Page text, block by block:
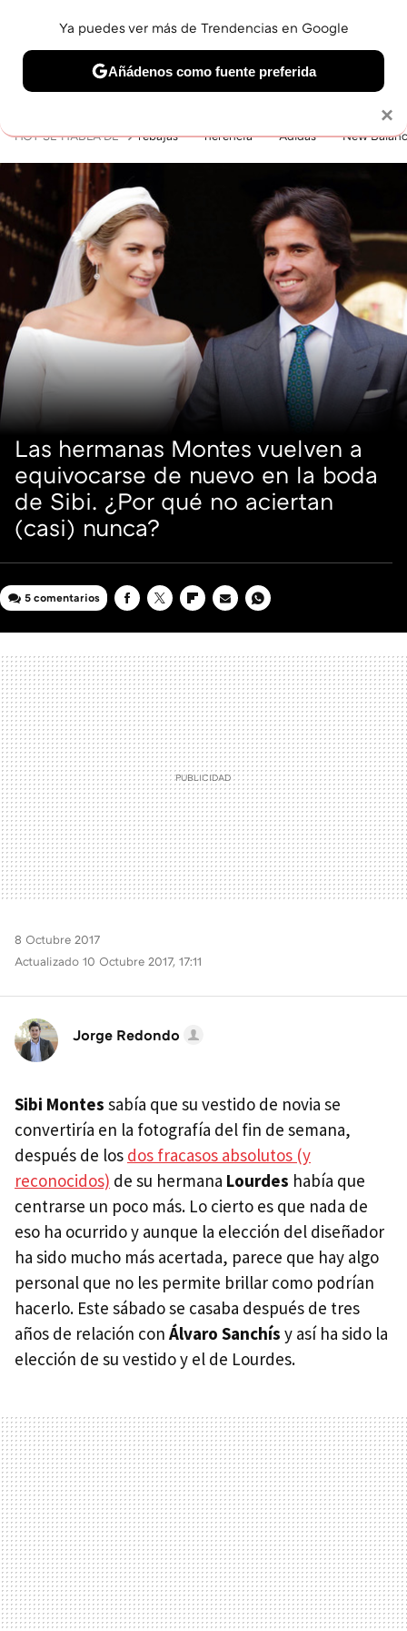
BELLEZA SHOPPING VIAJES GASTRO SNEAKERS
HOY SE HABLA DE rebajas herencia Adidas New
Las hermanas Montes vuelven a
equivocarse de nuevo en la boda
de Sibi. ¿Por qué no aciertan
(casi) nunca?
5 comentarios
8 Octubre 2017
Actualizado 10 Octubre 2017, 17:11
Jorge Redondo
Sibi Montes sabía que su vestido de novia se
convertiría en la fotografía del fin de semana,
después de los dos fracasos absolutos (y
reconocidos) de su hermana Lourdes había que
centrarse un poco más. Lo cierto es que nada de
eso ha ocurrido y aunque la elección del diseñador
ha sido mucho más acertada, parece que hay algo
personal que no les permite brillar como podrían
hacerlo. Este sábado se casaba después de tres
años de relación con Álvaro Sanchís y así ha sido la
elección de su vestido y el de Lourdes.
×
Ya puedes ver más de Trendencias en Google
Añádenos como fuente preferida